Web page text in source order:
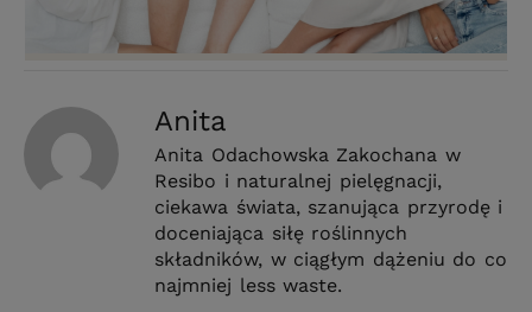
Anita
Anita Odachowska Zakochana w
Resibo i naturalnej pielęgnacji,
ciekawa świata, szanująca przyrodę i
doceniająca siłę roślinnych
składników, w ciągłym dążeniu do co
najmniej less waste.